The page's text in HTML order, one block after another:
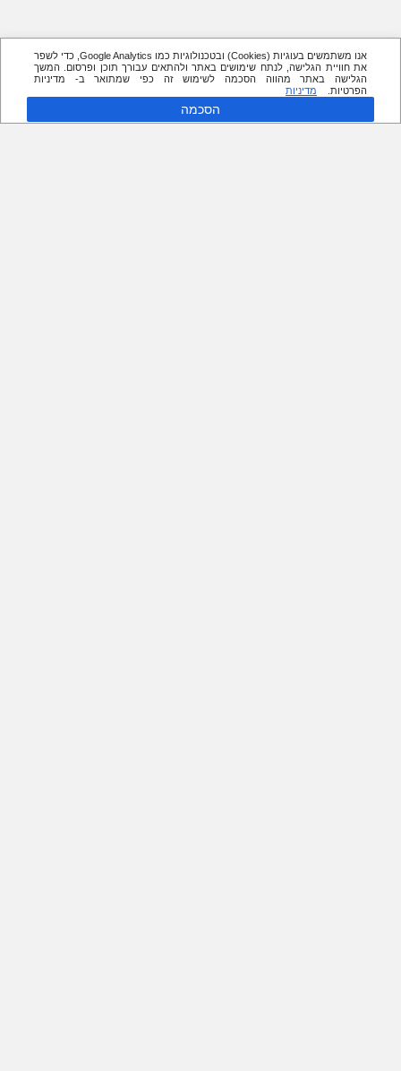
אנו משתמשים בעוגיות (Cookies) ובטכנולוגיות כמו Google Analytics, כדי לשפר
את חוויית הגלישה, לנתח שימושים באתר ולהתאים עבורך תוכן ופרסום. המשך
הגלישה באתר מהווה הסכמה לשימוש זה כפי שמתואר ב- מדיניות
הפרטיות.
מדיניות
הסכמה